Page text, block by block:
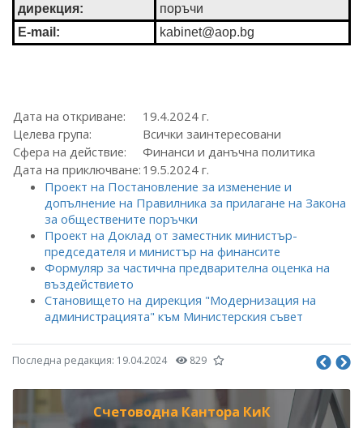
дирекция:
поръчи
E-mail:
kabinet@aop.bg
Дата на откриване:
19.4.2024 г.
Целева група:
Всички заинтересовани
Сфера на действие:
Финанси и данъчна политика
Дата на приключване: 19.5.2024 г.
Проект на Постановление за изменение и
допълнение на Правилника за прилагане на Закона
за обществените поръчки
Проект на Доклад от заместник министър-
председателя и министър на финансите
Формуляр за частична предварителна оценка на
въздействието
Становището на дирекция "Модернизация на
администрацията" към Министерския съвет
Последна редакция: 19.04.2024 829
Счетоводна Кантора КиК